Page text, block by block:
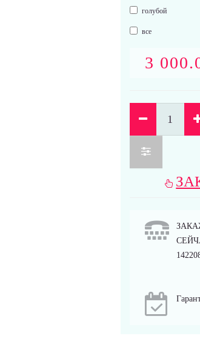
голубой
все
3